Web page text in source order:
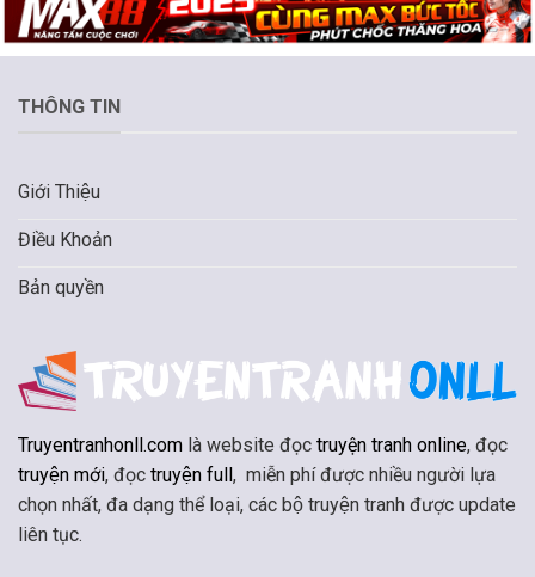
THÔNG TIN
Giới Thiệu
Điều Khoản
Bản quyền
Truyentranhonll.com là website đọc truyện tranh online, đọc
truyện mới, đọc truyện full, miễn phí được nhiều người lựa
chọn nhất, đa dạng thể loại, các bộ truyện tranh được update
liên tục.